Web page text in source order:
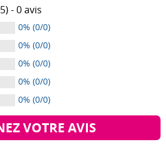
5) -0avis
0% (0/0)
0% (0/0)
0% (0/0)
0% (0/0)
0% (0/0)
VOTRE AVIS